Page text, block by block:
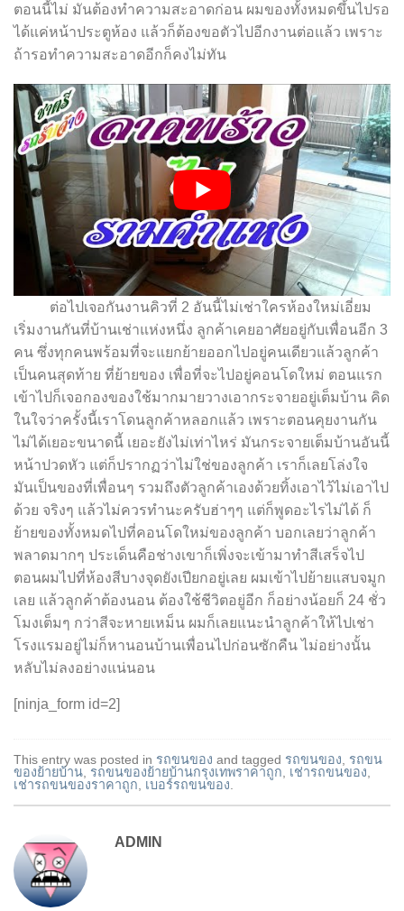
ตอนนี้ไม่ มันต้องทำความสะอาดก่อน ผมของทั้งหมดขึ้นไปรอ
ได้แค่หน้าประตูห้อง แล้วก็ต้องขอตัวไปอีกงานต่อแล้ว เพราะ
ถ้ารอทำความสะอาดอีกก็คงไม่ทัน
ต่อไปเจอกันงานคิวที่ 2 อันนี้ไม่เช่าใครห้องใหม่เอี่ยม
เริ่มงานกันที่บ้านเช่าแห่งหนึ่ง ลูกค้าเคยอาศัยอยู่กับเพื่อนอีก 3
คน ซึ่งทุกคนพร้อมที่จะแยกย้ายออกไปอยู่คนเดียวแล้วลูกค้า
เป็นคนสุดท้าย ที่ย้ายของ เพื่อที่จะไปอยู่คอนโดใหม่ ตอนแรก
เข้าไปก็เจอกองของใช้มากมายวางเอากระจายอยู่เต็มบ้าน คิด
ในใจว่าครั้งนี้เราโดนลูกค้าหลอกแล้ว เพราะตอนคุยงานกัน
ไม่ได้เยอะขนาดนี้ เยอะยังไม่เท่าไหร่ มันกระจายเต็มบ้านอันนี้
หน้าปวดหัว แต่ก็ปรากฏว่าไม่ใช่ของลูกค้า เราก็เลยโล่งใจ
มันเป็นของที่เพื่อนๆ รวมถึงตัวลูกค้าเองด้วยทิ้งเอาไว้ไม่เอาไป
ด้วย จริงๆ แล้วไม่ควรทำนะครับฮ่าๆๆ แต่ก็พูดอะไรไม่ได้ ก็
ย้ายของทั้งหมดไปที่คอนโดใหม่ของลูกค้า บอกเลยว่าลูกค้า
พลาดมากๆ ประเด็นคือช่างเขาก็เพิ่งจะเข้ามาทำสีเสร็จไป
ตอนผมไปที่ห้องสีบางจุดยังเปียกอยู่เลย ผมเข้าไปย้ายแสบจมูก
เลย แล้วลูกค้าต้องนอน ต้องใช้ชีวิตอยู่อีก ก็อย่างน้อยก็ 24 ชั่ว
โมงเต็มๆ กว่าสีจะหายเหม็น ผมก็เลยแนะนำลูกค้าให้ไปเช่า
โรงแรมอยู่ไม่ก็หานอนบ้านเพื่อนไปก่อนซักคืน ไม่อย่างนั้น
หลับไม่ลงอย่างแน่นอน
[ninja_form id=2]
This entry was posted in รถขนของ and tagged รถขนของ, รถขน
ของย้ายบ้าน, รถขนของย้ายบ้านกรุงเทพราคาถูก, เช่ารถขนของ,
เช่ารถขนของราคาถูก, เบอร์รถขนของ.
ADMIN